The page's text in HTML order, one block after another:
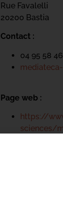
Rue Favalelli
20200 Bastia
Contact :
04 95 58
Page web :
https://
sciences/